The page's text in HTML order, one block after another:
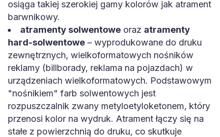
osiąga takiej szerokiej gamy kolorów jak atrament
barwnikowy.
atramenty solwentowe oraz atramenty
hard-solwentowe – wyprodukowane do druku
zewnętrznych, wielkoformatowych nośników
reklamy (billborady, reklama na pojazdach) w
urządzeniach wielkoformatowych. Podstawowym
"nośnikiem" farb solwentowych jest
rozpuszczalnik zwany metyloetyloketonem, który
przenosi kolor na wydruk. Atrament łączy się na
stałe z powierzchnią do druku, co skutkuje